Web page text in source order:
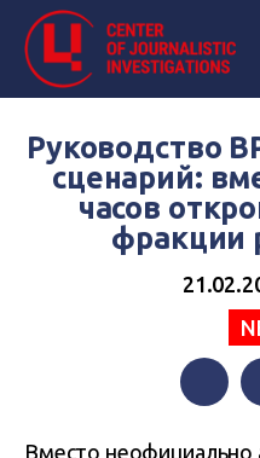
Руководство
сценарий:
часов
фракции
Вместо неофициально